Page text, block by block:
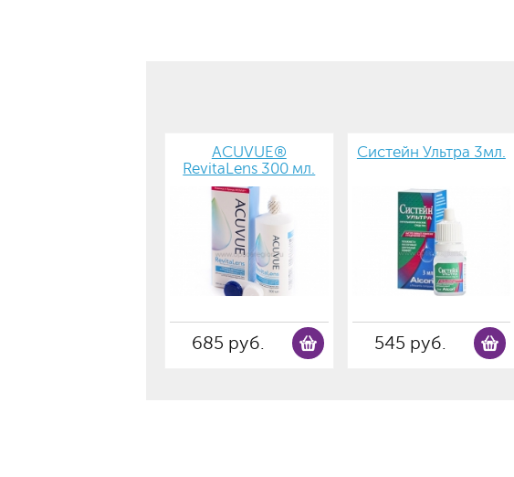
ACUVUE®
RevitaLens 300 мл.
685 руб.
Систейн Ультра 3мл.
545 руб.